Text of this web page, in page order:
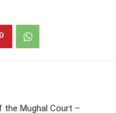
the Mughal Court –